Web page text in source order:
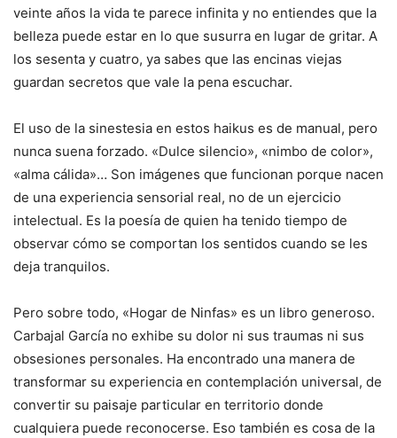
veinte años la vida te parece infinita y no entiendes que la
belleza puede estar en lo que susurra en lugar de gritar. A
los sesenta y cuatro, ya sabes que las encinas viejas
guardan secretos que vale la pena escuchar.
El uso de la sinestesia en estos haikus es de manual, pero
nunca suena forzado. «Dulce silencio», «nimbo de color»,
«alma cálida»… Son imágenes que funcionan porque nacen
de una experiencia sensorial real, no de un ejercicio
intelectual. Es la poesía de quien ha tenido tiempo de
observar cómo se comportan los sentidos cuando se les
deja tranquilos.
Pero sobre todo, «Hogar de Ninfas» es un libro generoso.
Carbajal García no exhibe su dolor ni sus traumas ni sus
obsesiones personales. Ha encontrado una manera de
transformar su experiencia en contemplación universal, de
convertir su paisaje particular en territorio donde
cualquiera puede reconocerse. Eso también es cosa de la